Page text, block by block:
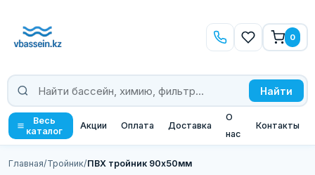
Найти
0
Весь
каталог
Акции Оплата Доставка
О
нас
Контакты
Главная/Тройник/ПВХ тройник 90х50мм